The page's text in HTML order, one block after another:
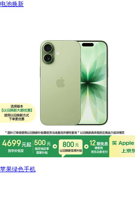
电池换新
苹果绿色手机